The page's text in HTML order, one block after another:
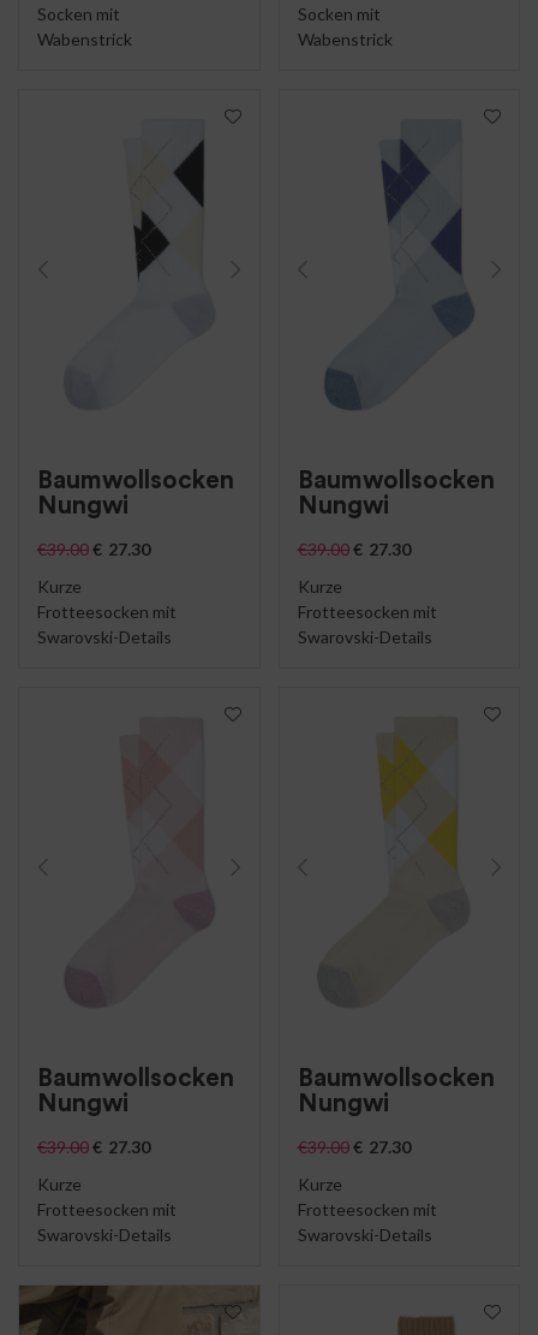
Socken mit
Wabenstrick
Socken mit
Wabenstrick
Baumwollsocken
Nungwi
€39.00€ 27.30
Kurze
Frotteesocken mit
Swarovski-Details
Baumwollsocken
Nungwi
€39.00 € 27.30
Kurze
Frotteesocken mit
Swarovski-Details
Baumwollsocken
Nungwi
€39.00€ 27.30
Kurze
Frotteesocken mit
Swarovski-Details
Baumwollsocken
Nungwi
€39.00 € 27.30
Kurze
Frotteesocken mit
Swarovski-Details